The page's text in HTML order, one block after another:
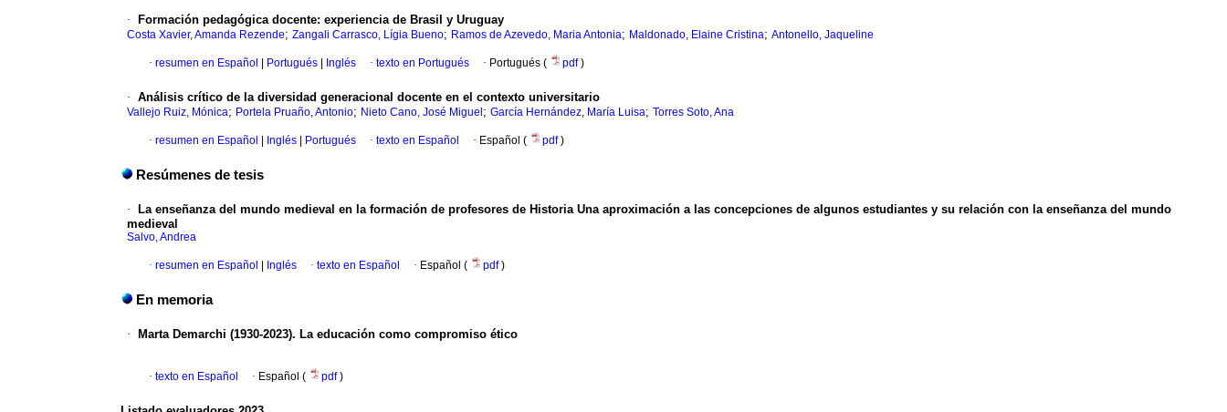
· Formación pedagógica docente: experiencia de Brasil y Uruguay
Costa Xavier, Amanda Rezende; Zangali Carrasco, Lígia Bueno; Ramos de Azevedo, Maria Antonia; Maldonado, Elaine Cristina; Antonello, Jaqueline
· resumen en Español Portugués Inglés · texto en Portugués · Portugués ( pdf)
· Análisis crítico de la diversidad generacional docente en el contexto universitario
Vallejo Ruiz, Mónica; Portela Pruaño, Antonio; Nieto Cano, José Miguel ; García Hernández, María Luisa; Torres Soto, Ana
· resumen en Español Inglés Portugués · texto en Español · Español ( pdf)
Resúmenes de tesis
·
La enseñanza del mundo medieval en la formación de profesores de Historia Una aproximación a las concepciones de algunos estudiantes y su relación con la enseñanza del mundo
medieval
Salvo, Andrea
· resumen en Español Inglés · texto en Español · Español ( pdf)
En memoria
· Marta Demarchi (1930-2023). La educación como compromiso ético
· texto en Español · Español ( pdf)